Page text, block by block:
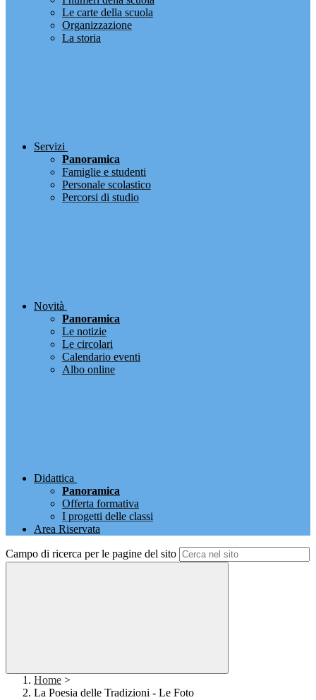
Le carte della scuola
Organizzazione
La storia
Servizi
Panoramica
Famiglie e studenti
Personale scolastico
Percorsi di studio
Novità
Panoramica
Le notizie
Le circolari
Calendario eventi
Albo online
Didattica
Panoramica
Offerta formativa
I progetti delle classi
Area Riservata
Campo di ricerca per le pagine del sito
Home >
La Poesia delle Tradizioni - Le Foto